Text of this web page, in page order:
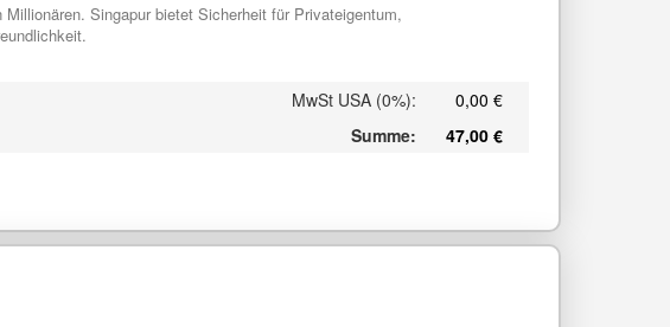
Singapur bietet Sicherheit für Privateigentum,
MwSt USA (0%):
0,00 €
Summe:
47,00 €